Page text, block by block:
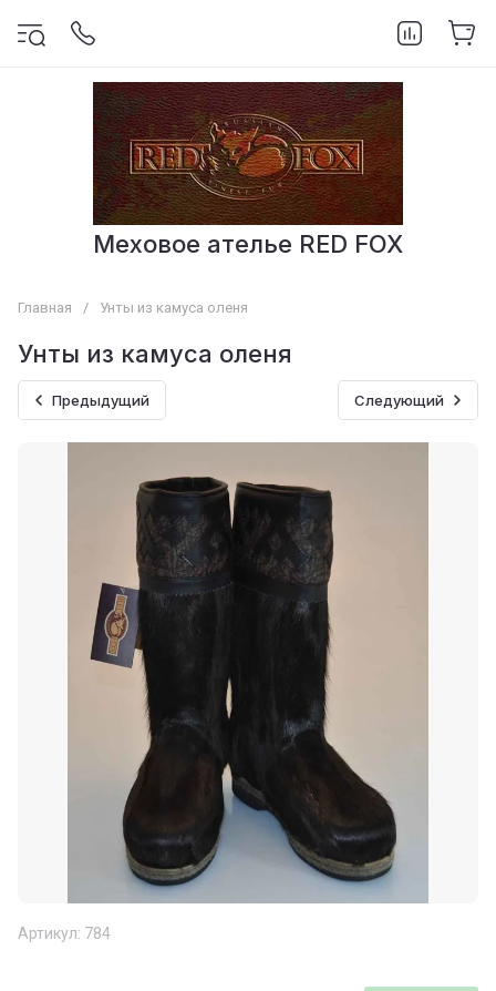
Меховое ателье RED FOX
Главная / Унты из камуса оленя
Унты из камуса оленя
Предыдущий Следующий
Артикул: 784